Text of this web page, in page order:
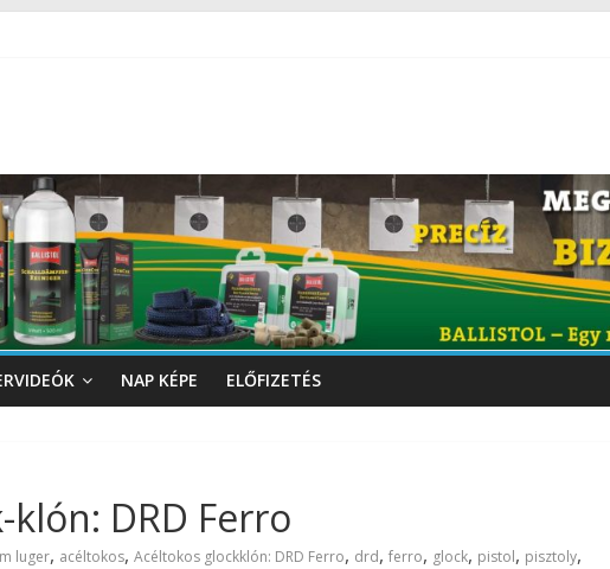
NAP KÉPE ELŐFIZETÉS
DRD Ferro
luger, acéltokos, Acéltokos glockklón: DRD Ferro, drd, ferro, glock, pistol, pisztoly,